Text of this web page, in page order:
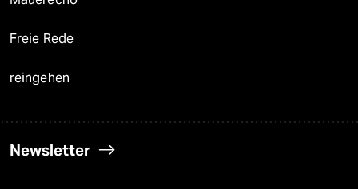
Freie Rede
reingehen
Newsletter